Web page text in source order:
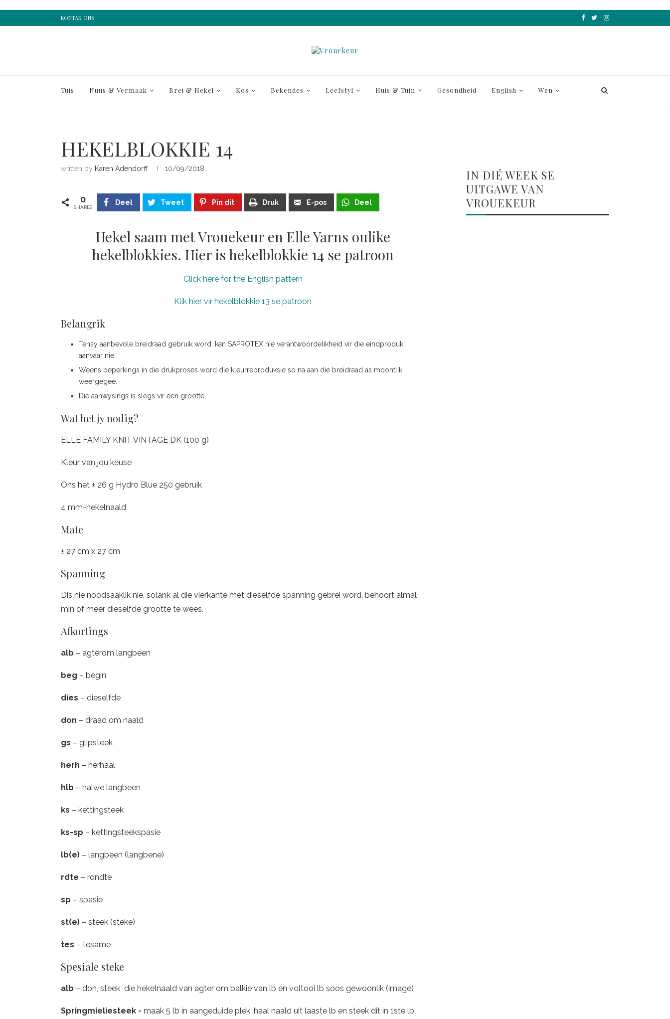
KONTAK ONS
Tuis Nuus & Vermaak Brei & Hekel Kos Bekendes Leefstyl Huis & Tuin Gesondheid English Wen
HEKELBLOKKIE 14
written by Karen Adendorff 10/09/2018
0
SHARES
Deel Tweet Pin dit Druk E-pos Deel
Hekel saam met Vrouekeur en Elle Yarns oulike
hekelblokkies. Hier is hekelblokkie 14 se patroon
Click here for the English pattern
Klik hier vir hekelblokkie 13 se patroon
Belangrik
Tensy aanbevole breidraad gebruik word, kan SAPROTEX nie verantwoordelikheid vir die eindproduk
aanvaar nie.
Weens beperkings in die drukproses word die kleurreproduksie so na aan die breidraad as moontlik
weergegee.
Die aanwysings is slegs vir een grootte.
Wat het jy nodig?
ELLE FAMILY KNIT VINTAGE DK (100 g)
Kleur van jou keuse
Ons het ± 26 g Hydro Blue 250 gebruik
4 mm-hekelnaald
Mate
± 27 cm x 27 cm
Spanning
Dis nie noodsaaklik nie, solank al die vierkante met dieselfde spanning gebrei word, behoort almal
min of meer dieselfde grootte te wees.
Afkortings
alb – agterom langbeen
beg – begin
dies – dieselfde
don – draad om naald
gs – glipsteek
herh – herhaal
hlb – halwe langbeen
ks – kettingsteek
ks-sp – kettingsteekspasie
lb(e) – langbeen (langbene)
rdte – rondte
sp – spasie
st(e) – steek (steke)
tes – tesame
Spesiale steke
alb – don, steek die hekelnaald van agter om balkie van lb en voltooi lb soos gewoonlik (image)
Springmieliesteek = maak 5 lb in aangeduide plek, haal naald uit laaste lb en steek dit in 1ste lb,
IN DIÉ WEEK SE
UITGAWE VAN
VROUEKEUR